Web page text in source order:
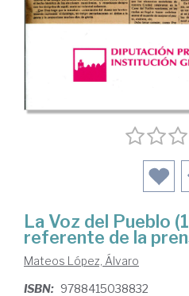
La Voz del Pueblo
referente de la
Mateos López, Álvaro
ISBN: 9788415038832